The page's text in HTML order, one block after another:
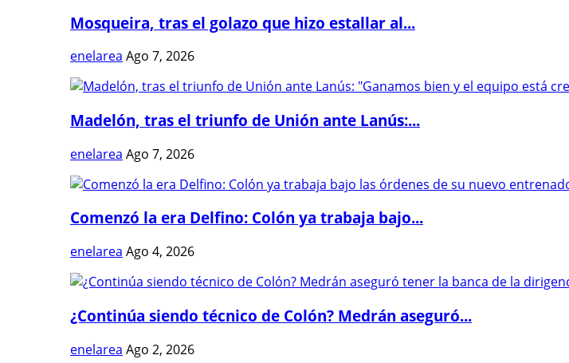
Mosqueira, tras el golazo que hizo estallar al...
enelarea Ago 7, 2026
Madelón, tras el triunfo de Unión ante Lanús:...
enelarea Ago 7, 2026
Comenzó la era Delfino: Colón ya trabaja bajo...
enelarea Ago 4, 2026
¿Continúa siendo técnico de Colón? Medrán aseguró...
enelarea Ago 2, 2026